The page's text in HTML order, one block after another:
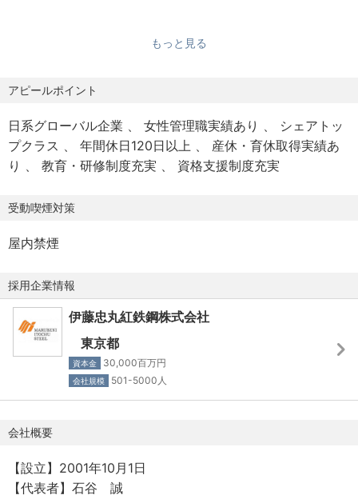
材を求めており、これまでの経験・知見を活かし、早期に
化を的確に捉え、顧客ニーズに応じた最適な提案を行うこ
係を構築し、長期的なパートナーシップを築きながら、売
上目標達成に粘り強く取り組んでいただきたいと考えてい
ます。
* 新規顧客の開拓、ニーズヒアリングと提案活動
* 顧客課題に対するソリューション提案と契約締結
* 市場動向の調査・分析に基づく販売戦略の策定
* 受発注管理、納期調整、在庫管理などのトレーディング
業務
* 社内関連部署（財務・経理・物流等）との連携と調整業
* 鉄鋼または金属業界での営業経験
* 提案書作成・プレゼンテーションスキル
* チームでの協業を通じた業務推進経験
* 納期管理・在庫管理に関する基礎知識
## 求める人材像
自ら課題を見つけ、解決に向けて主体的に行動し、目標達
成まで粘り強く取り組める方を歓迎します。特に、ブリキ
きる方を求めています。顧客との深い信頼関係を構築し、
長期的なパートナーシップを築くことで、事業の成長を共
に牽引していただきたいと考えています。社内外の多様な
関係者と円滑なコミュニケーションを図り、チームとして
最大の成果を追求できる方を歓迎します。常に学び、自己
もっと見る
アピールポイント
日系グローバル企業 女性管理職実績あり
シェアトッ
プクラス
年間休日120日以上
産休・育休取得実績あ
り
教育・研修制度充実 資格支援制度充実
受動喫煙対策
屋内禁煙
採用企業情報
伊藤忠丸紅鉄鋼株式会社
東京都
資本金 30,000百万円
会社規模 501-5000人
会社概要
【設立】2001年10月1日
【代表者】石谷 誠